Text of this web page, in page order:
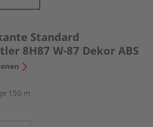
Standard
8H87 W-87 Dekor ABS
150 m